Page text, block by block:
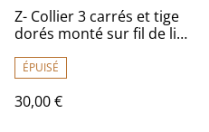
Z- Collier 3 carrés et tige
dorés monté sur fil de lin
en pièce unique
ÉPUISÉ
30,00 €